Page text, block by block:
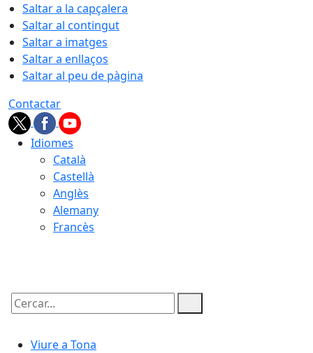
Saltar a la capçalera
Saltar al contingut
Saltar a imatges
Saltar a enllaços
Saltar al peu de pàgina
Contactar
Idiomes
Català
Castellà
Anglès
Alemany
Francès
Cercar:
Viure a Tona